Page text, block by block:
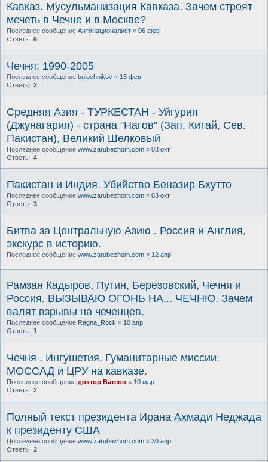
Кавказ. Мусульманизация Кавказа. Зачем строят
мечеть в Чечне и в Москве?
Последнее сообщение Антинационалист « 06 фев
Ответы: 6
Чечня: 1990-2005
Последнее сообщение bulochnikov « 15 фев
Ответы: 2
Средняя Азия - ТУРКЕСТАН - Уйгурия
(Джунагария) - страна "Нагов" (Зап. Китай, Сев.
Пакистан), Великий Шелковый
Последнее сообщение www.zarubezhom.com « 03 окт
Ответы: 4
Пакистан и Индия. Убийство Беназир Бхутто
Последнее сообщение www.zarubezhom.com « 03 окт
Ответы: 3
Битва за Центральную Азию . Россия и Англия,
экскурс в историю.
Последнее сообщение www.zarubezhom.com « 12 апр
Рамзан Кадыров, Путин, Березовский, Чечня и
Россия. ВЫЗЫВАЮ ОГОНЬ НА... ЧЕЧНЮ. Зачем
валят взрывы на чеченцев.
Последнее сообщение Ragna_Rock « 10 апр
Ответы: 1
Чечня . Ингушетия. Гуманитарные миссии.
МОССАД и ЦРУ на кавказе.
Последнее сообщение доктор Ватсон « 10 мар
Ответы: 2
Полный текст президента Ирана Ахмади Неджада
к президенту США
Последнее сообщение www.zarubezhom.com « 30 апр
Ответы: 2